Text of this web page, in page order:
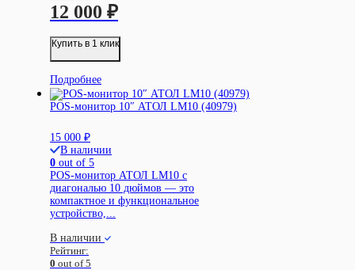
12 000 ₽
Купить в 1 клик
Подробнее
POS-монитор 10″ АТОЛ LM10 (40979)
15 000 ₽
В наличии
0 out of 5
POS-монитор АТОЛ LM10 с
диагональю 10 дюймов — это
компактное и функциональное
устройство,...
В наличии
Рейтинг:
0 out of 5